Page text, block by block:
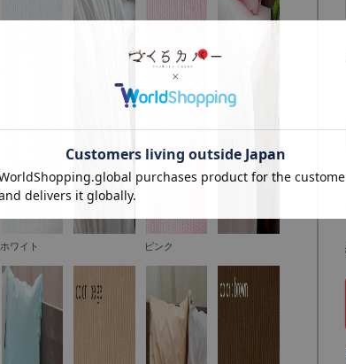
ホワイト ピンク